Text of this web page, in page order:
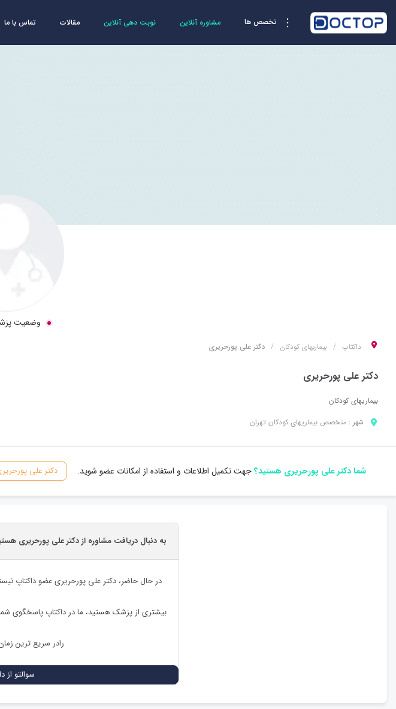
تخصص ها مشاوره آنلاین نوبت دهی آنلاین مقالات تماس با ما
وضعیت
داکتاپ بیماریهای کودکان دکتر علی پورحریری
دکتر علی پورحریری
بیماریهای کودکان
شهر : متخصص بیماریهای کودکان تهران
شما دکتر علی پورحریری هستید؟جهت تکمیل اطلاعات و استفاده از امکانات عضو شوید. دکتر علی
به دنبال دریافت مشاوره از دکتر علی پورحریری
در حال حاضر، دکتر علی پورحریریعضو داکتاپ
بیشتری از پزشک هستید، ما در داکتاپ پاسخگوی
رادر سریع ترین
سوالتو از